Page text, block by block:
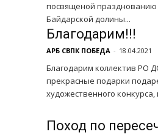
посвященой
Байдарской долины...
Благодарим!!!
АРБ СВПК ПОБЕДА - 18.04.2021
Благодарим коллектив РО
прекрасные подарки
художественного
Поход по